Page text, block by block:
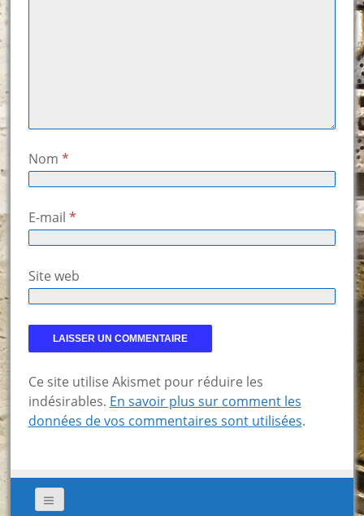
Nom *
E-mail *
Site web
Ce site utilise Akismet pour réduire les
indésirables. En savoir plus sur comment les
données de vos commentaires sont utilisées.